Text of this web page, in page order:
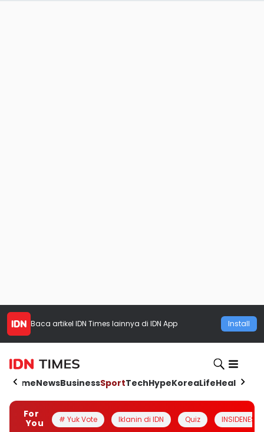
Baca artikel IDN Times lainnya di IDN App Install
HomeNewsBusinessSportTechHypeKoreaLifeHealth
For
You
# Yuk Vote Iklanin di IDN Quiz INSIDENESIA